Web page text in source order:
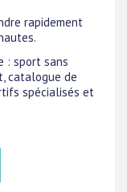
rapidement
: sport sans
catalogue de
spécialisés et